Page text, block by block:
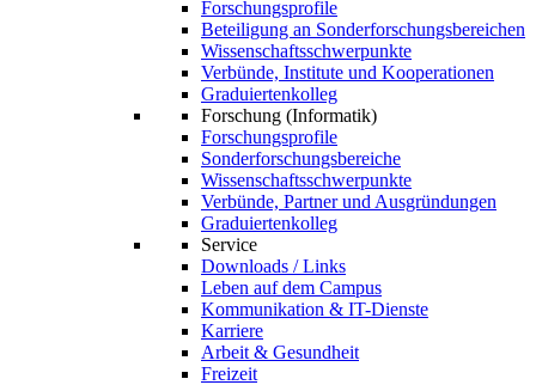
Forschungsprofile
Beteiligung an Sonderforschungsbereichen
Wissenschaftsschwerpunkte
Verbünde, Institute und Kooperationen
Graduiertenkolleg
Forschung (Informatik)
Forschungsprofile
Sonderforschungsbereiche
Wissenschaftsschwerpunkte
Verbünde, Partner und Ausgründungen
Graduiertenkolleg
Service
Downloads / Links
Leben auf dem Campus
Kommunikation & IT-Dienste
Karriere
Arbeit & Gesundheit
Freizeit